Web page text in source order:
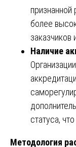
признанной
более
заказчиков
Наличие
статуса,
Методология